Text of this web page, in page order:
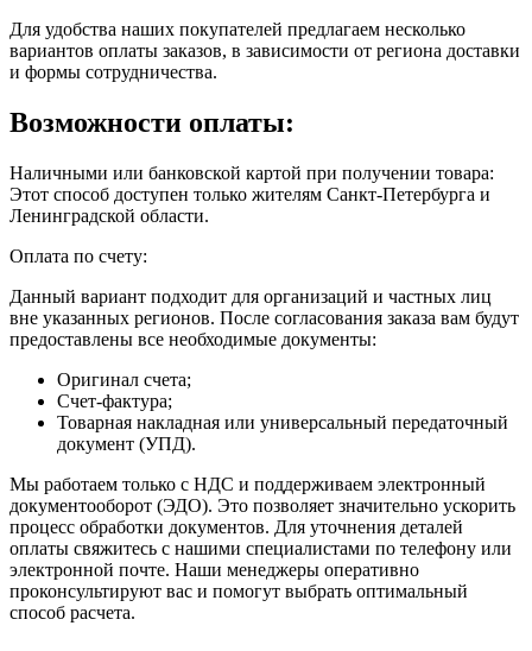
Для удобства наших покупателей предлагаем несколько
вариантов оплаты заказов, в зависимости от региона доставки
и формы сотрудничества.
Возможности оплаты:
Наличными или банковской картой при получении товара:
Этот способ доступен только жителям Санкт-Петербурга и
Ленинградской области.
Оплата по счету:
Данный вариант подходит для организаций и частных лиц
вне указанных регионов. После согласования заказа вам будут
предоставлены все необходимые документы:
Оригинал счета;
Счет-фактура;
Товарная накладная или универсальный передаточный
документ (УПД).
Мы работаем только с НДС и поддерживаем электронный
документооборот (ЭДО). Это позволяет значительно ускорить
процесс обработки документов. Для уточнения деталей
оплаты свяжитесь с нашими специалистами по телефону или
электронной почте. Наши менеджеры оперативно
проконсультируют вас и помогут выбрать оптимальный
способ расчета.